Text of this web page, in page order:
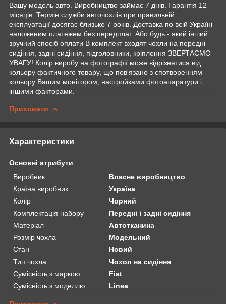
Вашу модель авто. Виробництво займає 7 днів. Гарантія 12
місяців. Термін служби авточохлів при правильній
експлуатації досягає близько 7 років. Доставка по всій Україні
наложеним платежем без передплат. Або будь - який інший
зручний спосіб оплати В комплект входят чохли на передні
сидіння, задні сидіння, підголовники, кріплення ЗВЕРТАЄМО
УВАГУ! Колір виробу на фотографії може відрізнятися від
кольору фактичного товару, що пов'язано з спотворенням
кольору Вашим монітором, настройками фотоапаратури і
іншими факторами.
Приховати
Характеристики
Основні атрибути
Виробник
Власне виробництво
Країна виробник
Україна
Колір
Чорний
Комплектація набору
Передні і задні сидіння
Матеріал
Автотканина
Розмір чохла
Модельний
Стан
Новий
Тип чохла
Чохол на сидіння
Сумісність з маркою
Fiat
Сумісність з моделлю
Linea